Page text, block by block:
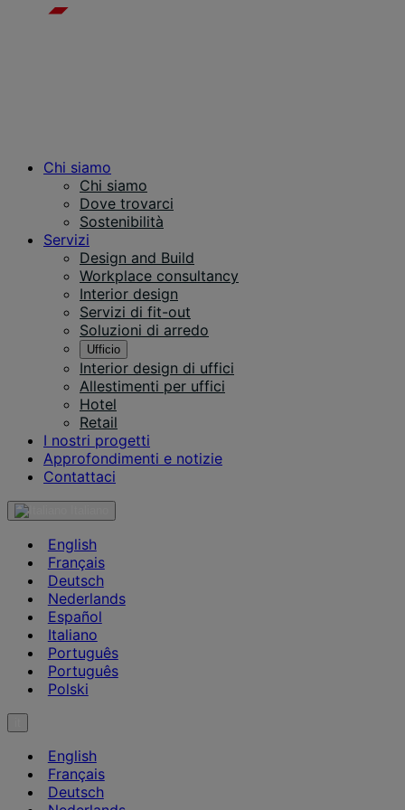
Chi siamo
Chi siamo
Dove trovarci
Sostenibilità
Servizi
Design and Build
Workplace consultancy
Interior design
Servizi di fit-out
Soluzioni di arredo
Ufficio
Interior design di uffici
Allestimenti per uffici
Hotel
Retail
I nostri progetti
Approfondimenti e notizie
Contattaci
English
Français
Deutsch
Nederlands
Español
Italiano
Português
Português
Polski
English
Français
Deutsch